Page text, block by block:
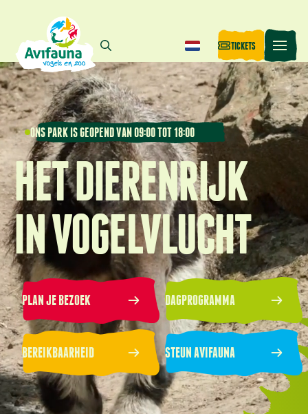
TICKETS
ONS PARK IS GEOPEND VAN 09:00 TOT 18:00
HET DIERENRIJK
IN VOGELVLUCHT
PLAN JE BEZOEK DAGPROGRAMMA
BEREIKBAARHEID STEUN AVIFAUNA